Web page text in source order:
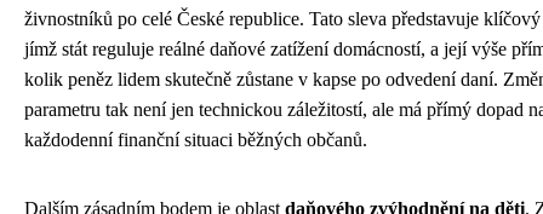
živnostníků po celé České republice. Tato sleva představuje
jímž stát reguluje reálné daňové zatížení domácností, a její výše
kolik peněz lidem skutečně zůstane v kapse po odvedení daní.
parametru tak není jen technickou záležitostí, ale má přímý dopad
každodenní finanční situaci běžných občanů.
Dalším zásadním bodem je oblast daňového zvýhodnění na děti.